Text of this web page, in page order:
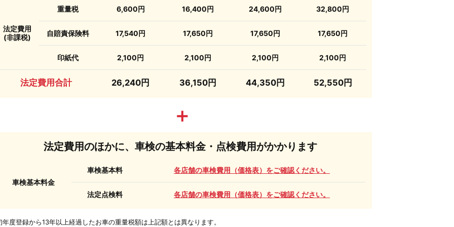
法定費用
(非課税)
重量税 6,600円 16,400円
自賠責保険料 17,540円 17,650円
印紙代 2,100円 2,100円
法定費用合計 26,240円 36,150円
24,600円 32,800円
17,650円 17,650円
2,100円 2,100円
44,350円 52,550円
＋
法定費用のほかに、車検の基本料金・点検費用がかかります
車検基本料金
車検基本料 各店舗の車検費用（価格表） をご確認ください。
法定点検料 各店舗の車検費用（価格表） をご確認ください。
年度登録から13年以上経過したお車の重量税額は上記額とは異なります。